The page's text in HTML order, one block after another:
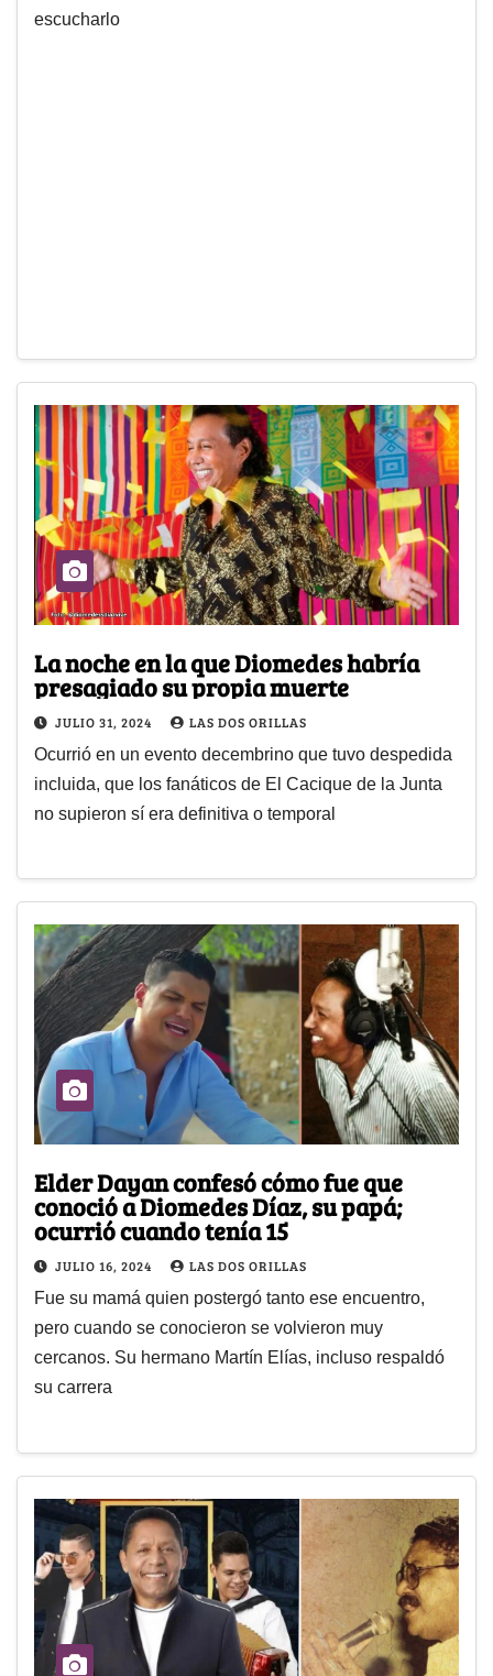
escucharlo
La noche en la que Diomedes habría
presagiado su propia muerte
JULIO 31, 2024 LAS DOS ORILLAS
Ocurrió en un evento decembrino que tuvo despedida
incluida, que los fanáticos de El Cacique de la Junta
no supieron sí era definitiva o temporal
Elder Dayan confesó cómo fue que
conoció a Diomedes Díaz, su papá;
ocurrió cuando tenía 15
JULIO 16, 2024 LAS DOS ORILLAS
Fue su mamá quien postergó tanto ese encuentro,
pero cuando se conocieron se volvieron muy
cercanos. Su hermano Martín Elías, incluso respaldó
su carrera